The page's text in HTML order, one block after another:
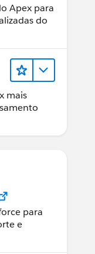
Apex para
do
mais
para
e